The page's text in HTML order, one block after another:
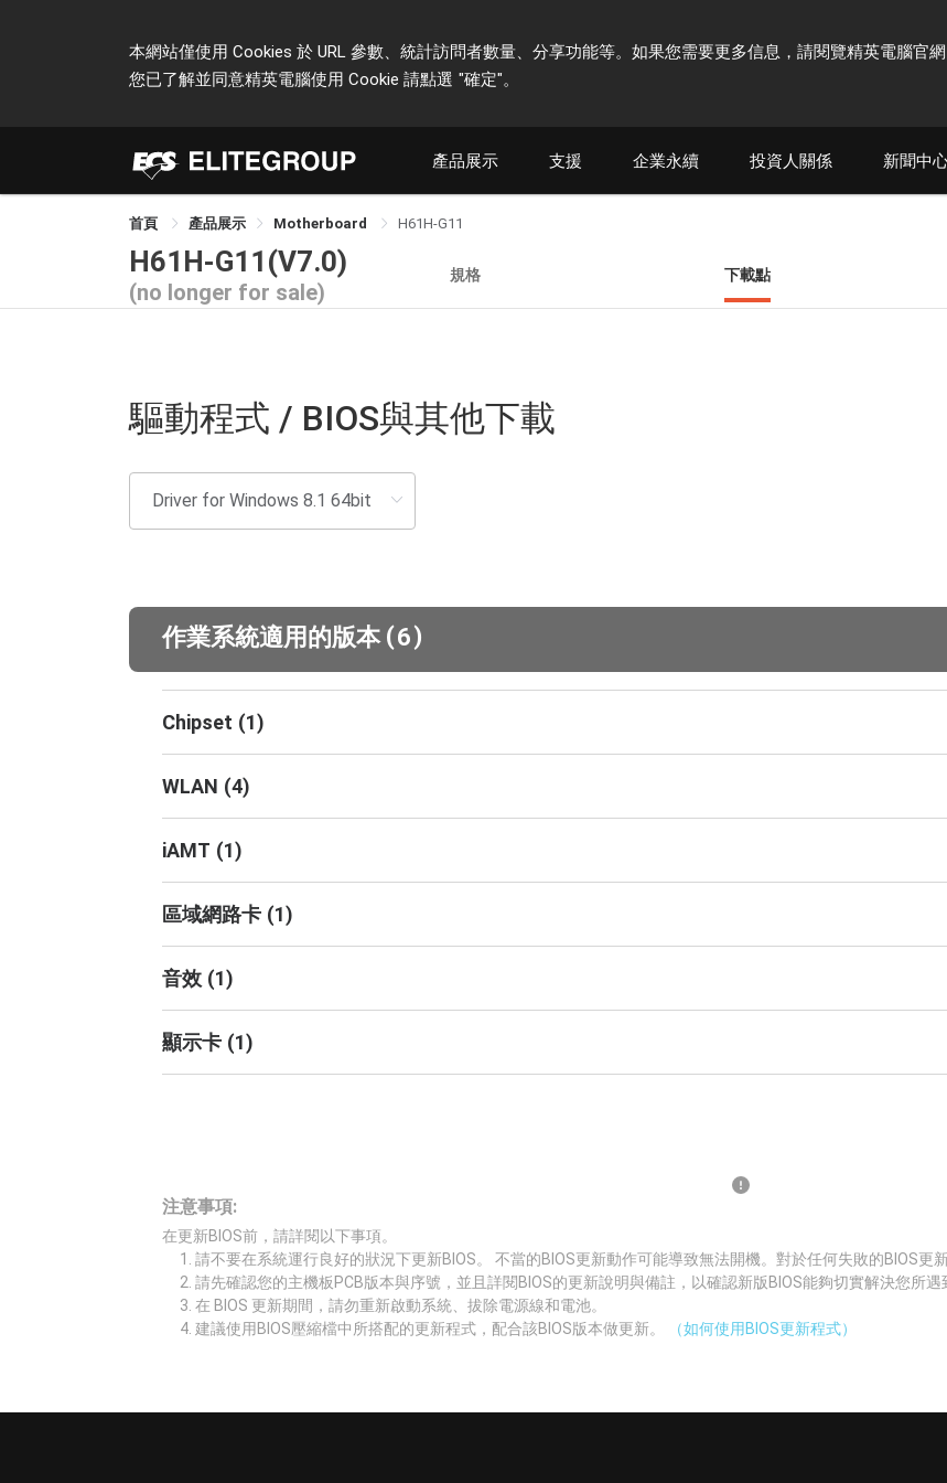
本網站僅使用 Cookies 於 URL 參數、統計訪問者數量、分享功能等。如果您需要更多信息，請閱覽精英電腦官
您已了解並同意精英電腦使用 Cookie 請點選 "確定"。
產品展示 支援 企業永續 投資人關係 新聞中
首頁 產品展示 Motherboard H61H-G11
H61H-G11(V7.0)
(no longer for sale)
規格 下載點
驅動程式 / BIOS與其他下載
作業系統適用的版本 (6)
Chipset (1)
WLAN (4)
iAMT (1)
區域網路卡 (1)
音效 (1)
顯示卡 (1)
注意事項:
在更新BIOS前，請詳閱以下事項。
請不要在系統運行良好的狀況下更新BIOS。 不當的BIOS更新動作可能導致無法開機。對於任何失敗的BIOS更
請先確認您的主機板PCB版本與序號，並且詳閱BIOS的更新說明與備註，以確認新版BIOS能夠切實解決您所遇
在 BIOS 更新期間，請勿重新啟動系統、拔除電源線和電池。
建議使用BIOS壓縮檔中所搭配的更新程式，配合該BIOS版本做更新。
（如何使用BIOS更新程式）